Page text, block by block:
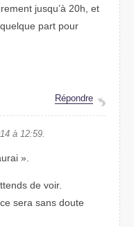
jusqu’à 20h, et
part pour
Répondre
à 12:59.
».
de voir.
sera sans doute